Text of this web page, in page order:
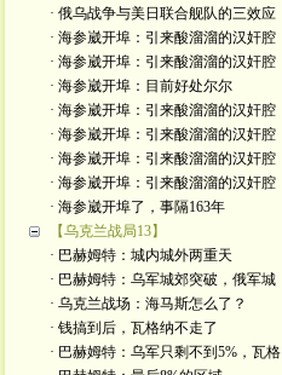
· 俄乌战争与美日联合舰队的三效应
· 海参崴开埠：引来酸溜溜的汉奸腔
· 海参崴开埠：引来酸溜溜的汉奸腔
· 海参崴开埠：目前好处尔尔
· 海参崴开埠：引来酸溜溜的汉奸腔
· 海参崴开埠：引来酸溜溜的汉奸腔
· 海参崴开埠：引来酸溜溜的汉奸腔
· 海参崴开埠：引来酸溜溜的汉奸腔
· 海参崴开埠了，事隔163年
【乌克兰战局13】
· 巴赫姆特：城内城外两重天
· 巴赫姆特：乌军城郊突破，俄军城
· 乌克兰战场：海马斯怎么了？
· 钱搞到后，瓦格纳不走了
· 巴赫姆特：乌军只剩不到5%，瓦格